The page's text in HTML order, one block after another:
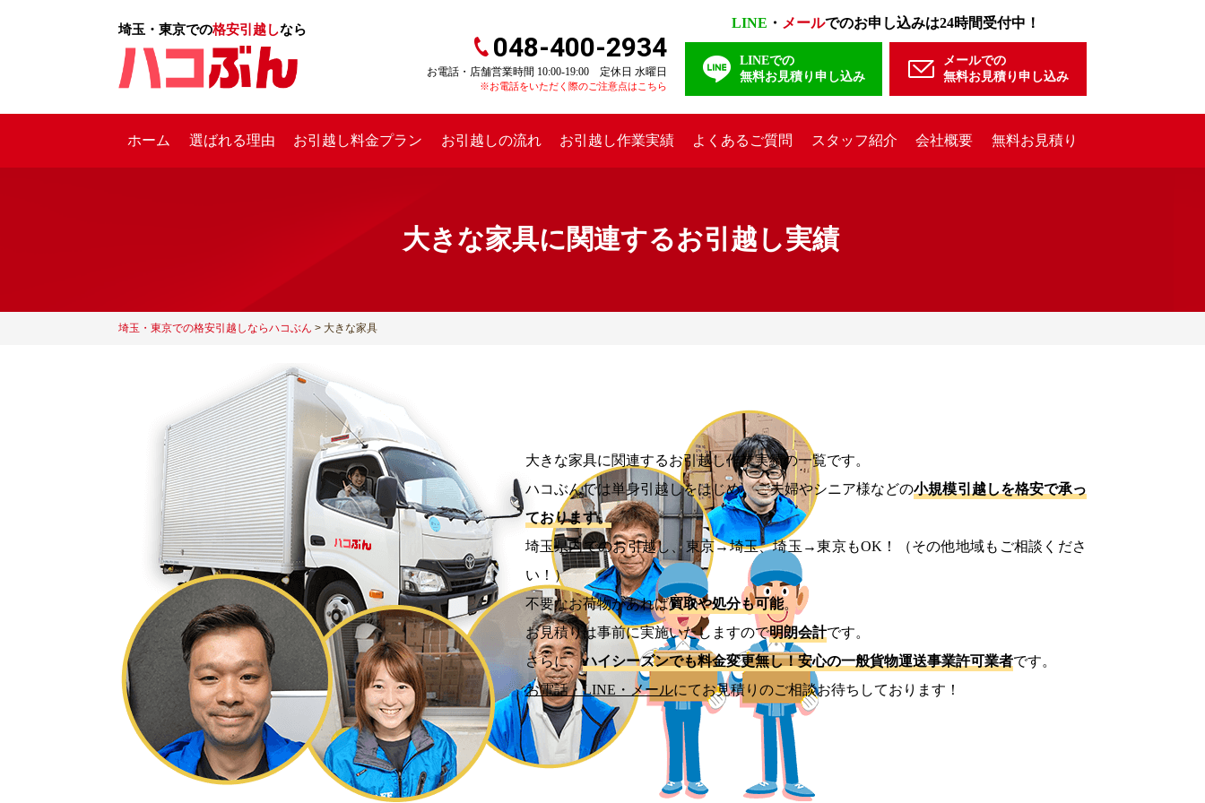
埼玉・東京での格安引越しなら
048-400-2934
お電話・店舗営業時間 10:00-19:00 定休日 水曜日
※お電話をいただく際のご注意点はこちら
LINE ・ メールでのお申し込みは24時間受付中！
LINEでの
無料お見積り申し込み
メールでの
無料お見積り申し込み
ホーム 選ばれる理由 お引越し料金プラン お引越しの流れ お引越し作業実績 よくあるご質問 スタッフ紹介 会社概要 無料お見積り
大きな家具に関連するお引越し実績
埼玉・東京での格安引越しならハコぶん > 大きな家具
大きな家具に関連するお引越し作業実績の一覧です。
ハコぶんでは単身引越しをはじめ、ご夫婦やシニア様などの小規模引越しを格安で承っ
ております。
埼玉県内でのお引越し、東京→埼玉、埼玉→東京もOK！（その他地域もご相談くださ
い！）
不要なお荷物があれば買取や処分も可能。
お見積りは事前に実施いたしますので明朗会計です。
さらに、ハイシーズンでも料金変更無し！安心の一般貨物運送事業許可業者です。
お電話・LINE・メールにてお見積りのご相談お待ちしております！